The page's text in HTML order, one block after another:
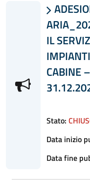

IL
CABINE
Stato:
Data inizio
Data fine